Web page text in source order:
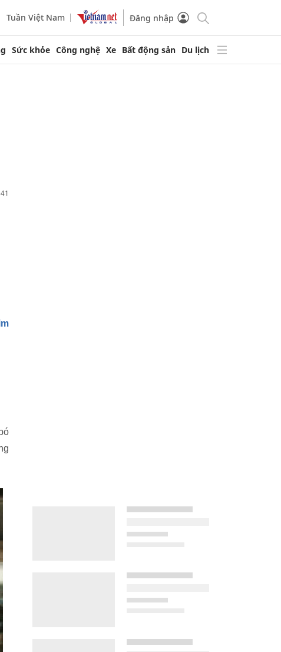
Tuần Việt Nam Đăng nhập
Sức khỏe Công nghệ Xe Bất động sản Du lịch